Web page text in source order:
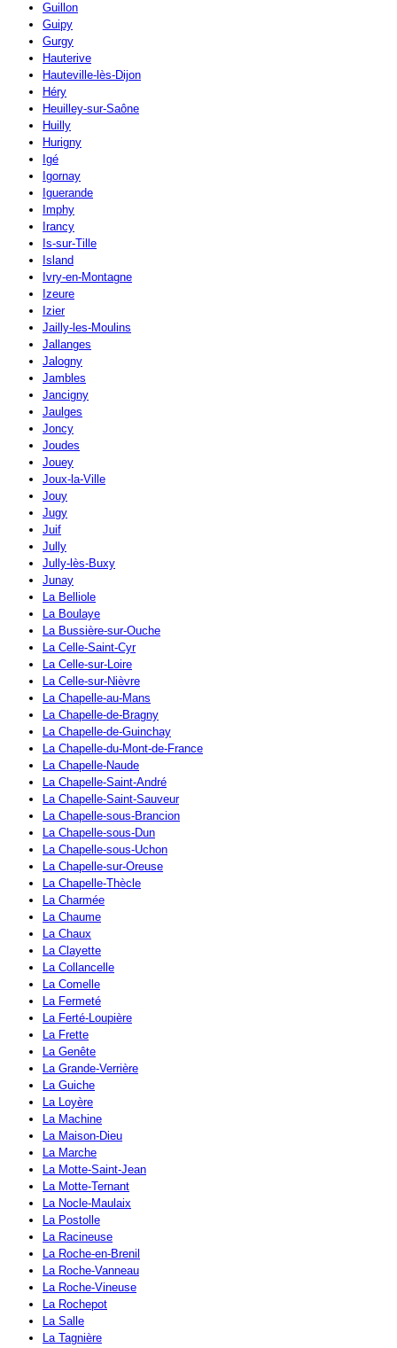
Guillon
Guipy
Gurgy
Hauterive
Hauteville-lès-Dijon
Héry
Heuilley-sur-Saône
Huilly
Hurigny
Igé
Igornay
Iguerande
Imphy
Irancy
Is-sur-Tille
Island
Ivry-en-Montagne
Izeure
Izier
Jailly-les-Moulins
Jallanges
Jalogny
Jambles
Jancigny
Jaulges
Joncy
Joudes
Jouey
Joux-la-Ville
Jouy
Jugy
Juif
Jully
Jully-lès-Buxy
Junay
La Belliole
La Boulaye
La Bussière-sur-Ouche
La Celle-Saint-Cyr
La Celle-sur-Loire
La Celle-sur-Nièvre
La Chapelle-au-Mans
La Chapelle-de-Bragny
La Chapelle-de-Guinchay
La Chapelle-du-Mont-de-France
La Chapelle-Naude
La Chapelle-Saint-André
La Chapelle-Saint-Sauveur
La Chapelle-sous-Brancion
La Chapelle-sous-Dun
La Chapelle-sous-Uchon
La Chapelle-sur-Oreuse
La Chapelle-Thècle
La Charmée
La Chaume
La Chaux
La Clayette
La Collancelle
La Comelle
La Fermeté
La Ferté-Loupière
La Frette
La Genête
La Grande-Verrière
La Guiche
La Loyère
La Machine
La Maison-Dieu
La Marche
La Motte-Saint-Jean
La Motte-Ternant
La Nocle-Maulaix
La Postolle
La Racineuse
La Roche-en-Brenil
La Roche-Vanneau
La Roche-Vineuse
La Rochepot
La Salle
La Tagnière